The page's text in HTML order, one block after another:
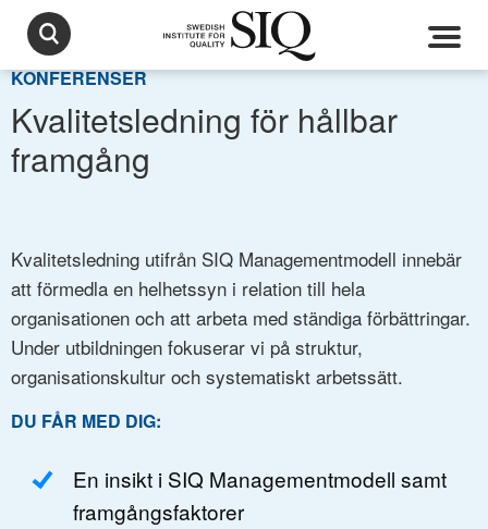
KONFERENSER
Kvalitetsledning för hållbar
framgång
Kvalitetsledning utifrån SIQ Managementmodell innebär
att förmedla en helhetssyn i relation till hela
organisationen och att arbeta med ständiga förbättringar.
Under utbildningen fokuserar vi på struktur,
organisationskultur och systematiskt arbetssätt.
DU FÅR MED DIG:
En insikt i SIQ Managementmodell samt
framgångsfaktorer